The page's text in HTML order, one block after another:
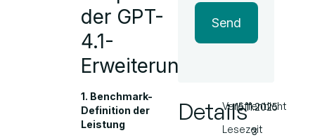
der GPT-
4.1-
Erweiterungen
1. Benchmark-
Definition der
Leistung
Send
DetailsVeröffentlicht
Lesezeit
15.11.2025
3